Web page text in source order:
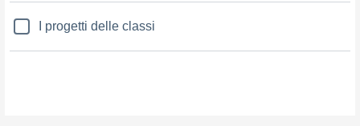
I progetti delle classi